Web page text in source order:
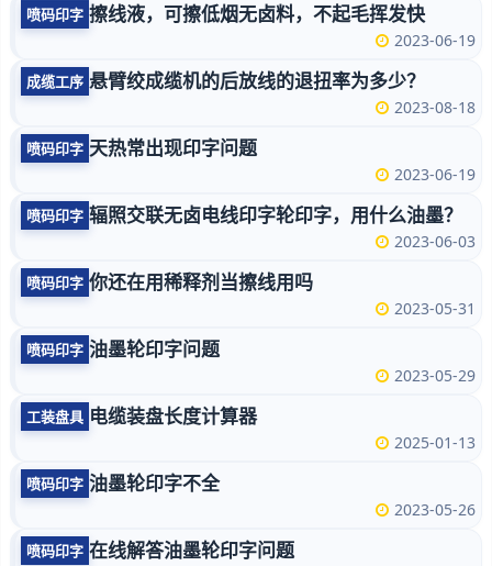
喷码印字 擦线液，可擦低烟无卤料，不起毛挥发快
2023-06-19
成缆工序 悬臂绞成缆机的后放线的退扭率为多少？
2023-08-18
喷码印字 天热常出现印字问题
2023-06-19
喷码印字 辐照交联无卤电线印字轮印字，用什么油墨？
2023-06-03
喷码印字 你还在用稀释剂当擦线用吗
2023-05-31
喷码印字 油墨轮印字问题
2023-05-29
工装盘具 电缆装盘长度计算器
2025-01-13
喷码印字 油墨轮印字不全
2023-05-26
喷码印字 在线解答油墨轮印字问题